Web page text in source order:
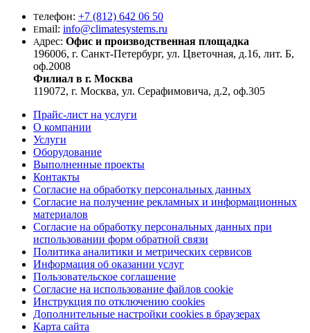
Телефон: +7 (812) 642 06 50
Email: info@climatesystems.ru
Адрес: Офис и производственная площадка
196006, г. Санкт-Петербург, ул. Цветочная, д.16, лит. Б,
оф.2008
Филиал в г. Москва
119072, г. Москва, ул. Серафимовича, д.2, оф.305
Прайс-лист на услуги
О компании
Услуги
Оборудование
Выполненные проекты
Контакты
Согласие на обработку персональных данных
Согласие на получение рекламных и информационных
материалов
Согласие на обработку персональных данных при
использовании форм обратной связи
Политика аналитики и метрических сервисов
Информация об оказании услуг
Пользовательское соглашение
Согласие на использование файлов cookie
Инструкция по отключению cookies
Дополнительные настройки cookies в браузерах
Карта сайта